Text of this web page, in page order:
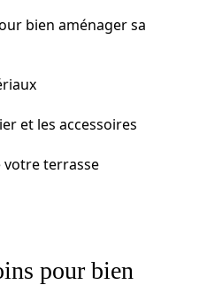
bien aménager sa
et les accessoires
votre terrasse
pour bien